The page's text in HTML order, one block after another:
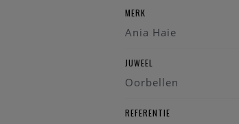
MERK
Ania Haie
JUWEEL
Oorbellen
REFERENTIE